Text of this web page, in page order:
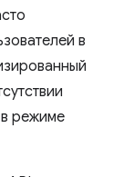
в
режиме